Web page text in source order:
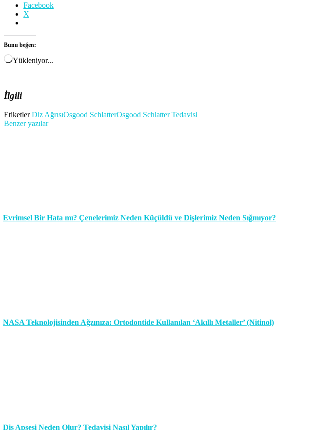
Facebook
X
Bunu beğen:
Yükleniyor...
İlgili
Etiketler Diz AğrısıOsgood SchlatterOsgood Schlatter Tedavisi
Benzer yazılar
Evrimsel Bir Hata mı? Çenelerimiz Neden Küçüldü ve Dişlerimiz Neden Sığmıyor?
NASA Teknolojisinden Ağzınıza: Ortodontide Kullanılan ‘Akıllı Metaller’ (Nitinol)
Diş Apsesi Neden Olur? Tedavisi Nasıl Yapılır?